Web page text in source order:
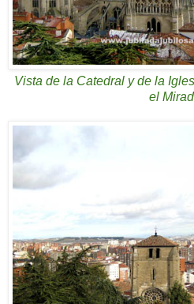
Vista de la Catedral y de la
el